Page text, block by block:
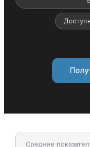
Средние